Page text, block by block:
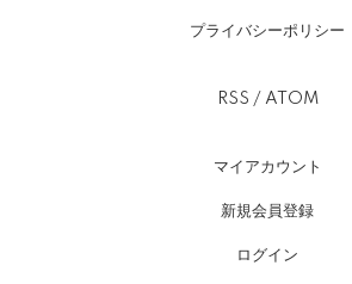
プライバシーポリシー
RSS / ATOM
マイアカウント
新規会員登録
ログイン